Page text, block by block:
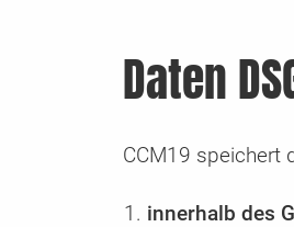
Daten
CCM19 speichert
innerhalb des